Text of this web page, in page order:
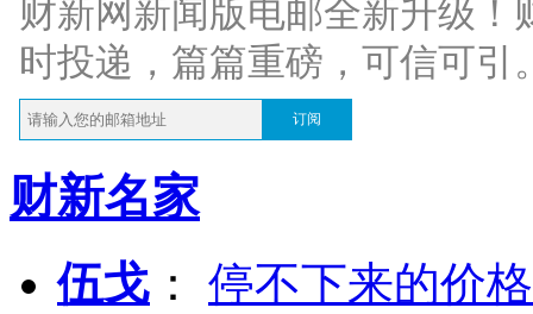
财新网新闻版电邮全新升级
时投递，篇篇重磅，可信可引
订阅
财新名家
伍戈 ： 停不下来的价